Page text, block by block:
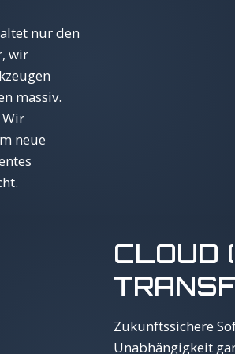
nur den
wir
massiv.
Wir
neue
CLOUD
Zukunftssichere
Unabhängigkeit